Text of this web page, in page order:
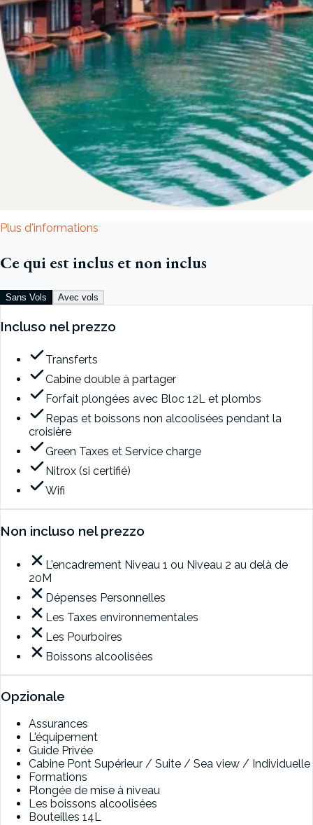
Plus d'informations
Ce qui est inclus et non inclus
Sans Vols Avec vols
Incluso nel prezzo
Transferts
Cabine double à partager
Forfait plongées avec Bloc 12L et plombs
Repas et boissons non alcoolisées pendant la
croisière
Green Taxes et Service charge
Nitrox (si certifié)
Wifi
Non incluso nel prezzo
L'encadrement Niveau 1 ou Niveau 2 au delà de
20M
Dépenses Personnelles
Les Taxes environnementales
Les Pourboires
Boissons alcoolisées
Opzionale
Assurances
L'équipement
Guide Privée
Cabine Pont Supérieur / Suite / Sea view / Individuelle
Formations
Plongée de mise à niveau
Les boissons alcoolisées
Bouteilles 14L